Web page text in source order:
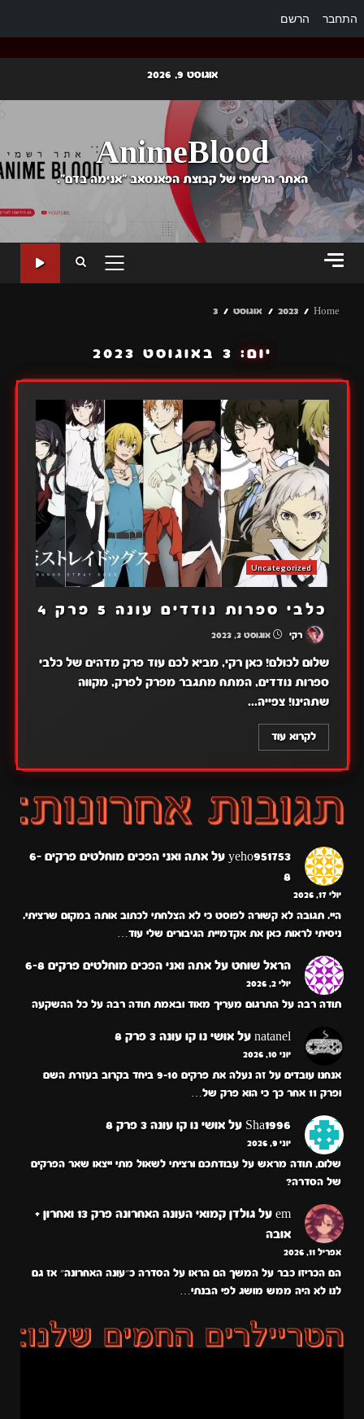
התחבר הרשם
content
אוגוסט 9, 2026
AnimeBlood
האתר הרשמי של קבוצת הפאנסאב "אנימה בדם".
PRIMARY
Home
2023 אוגוסט 3
יום: 3 באוגוסט 2023
Uncategorized
כלבי ספרות נודדים עונה 5 פרק 4
רקי אוגוסט 3, 2023
שלום לכולם! כאן רקי, מביא לכם עוד פרק מדהים של כלבי
ספרות נודדים, המתח מתגבר מפרק לפרק, מקווה
שתהינו! צפייה...
לקרוא עוד
yeho951753 על
אתה ואני הפכים מוחלטים פרקים 6-
8
יולי 17, 2026
היי. תגובה לא קשורה לפוסט כי לא הצלחתי לכתוב אותה במקום שרציתי.
ניסיתי לראות כאן את אקדמיית הגיבורים שלי עוד…
הראל שוחט על אתה ואני הפכים מוחלטים פרקים 6-8
יולי 2, 2026
תודה רבה על התרגום מעריך מאוד ובאמת תודה רבה על כל ההשקעה
natanel על אושי נו קו עונה 3 פרק 8
יוני 10, 2026
אנחנו עובדים על זה נעלה את פרקים 9-10 ביחד בקרוב בעזרת השם
ופרק 11 אחר כך כי הוא פרק של…
Sha1996 על אושי נו קו עונה 3 פרק 8
יוני 9, 2026
שלום, תודה מראש על עבודתכם ורציתי לשאול מתי ייצאו שאר הפרקים
של הסדרה?
em על
גולדן קמואי העונה האחרונה פרק 13 ואחרון +
אובה
אפריל 11, 2026
הם הכריזו כבר על המשך הם הראו על הסדרה כ״עונה האחרונה״ אז גם
לנו לא היה ממש מושג לפי הבנתי…